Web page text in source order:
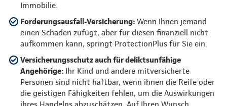
Immobilie.
Forderungsausfall-Versicherung: Wenn Ihnen jemand
einen Schaden zufügt, aber für diesen finanziell nicht
aufkommen kann, springt ProtectionPlus für Sie ein.
Versicherungsschutz auch für deliktsunfähige
Angehörige: Ihr Kind und andere mitversicherte
Personen sind nicht haftbar, wenn ihnen die Reife oder
die geistigen Fähigkeiten fehlen, um die Auswirkungen